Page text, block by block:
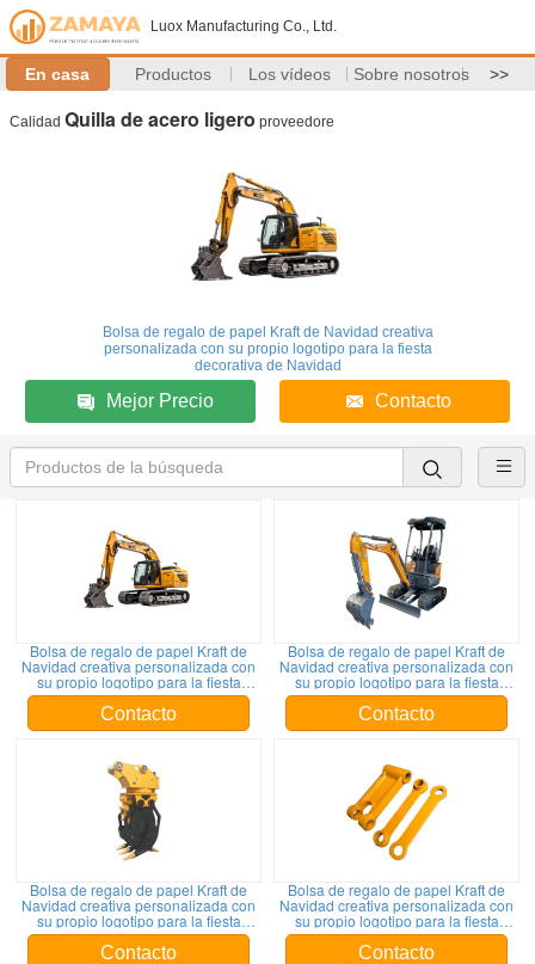
Luox Manufacturing Co., Ltd.
En casa Productos Los vídeos Sobre nosotros >>
Calidad Quilla de acero ligero proveedore
Bolsa de regalo de papel Kraft de Navidad creativa
personalizada con su propio logotipo para la fiesta
decorativa de Navidad
Mejor Precio Contacto
Bolsa de regalo de papel Kraft de
Navidad creativa personalizada con
su propio logotipo para la fiesta
decorativa de Navidad
Contacto
Bolsa de regalo de papel Kraft de
Navidad creativa personalizada con
su propio logotipo para la fiesta
decorativa de Navidad
Contacto
Bolsa de regalo de papel Kraft de
Navidad creativa personalizada con
su propio logotipo para la fiesta
decorativa de Navidad
Contacto
Bolsa de regalo de papel Kraft de
Navidad creativa personalizada con
su propio logotipo para la fiesta
decorativa de Navidad
Contacto